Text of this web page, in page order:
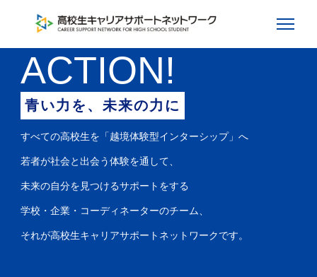
ACTION!
青い力を、未来の力に
すべての高校生を「越境体験型インターシップ」へ
若者が社会と出会う体験を通して、
未来の自分を見つけるサポートをする
学校・企業・コーディネーターのチーム、
それが高校生キャリアサポートネットワークです。